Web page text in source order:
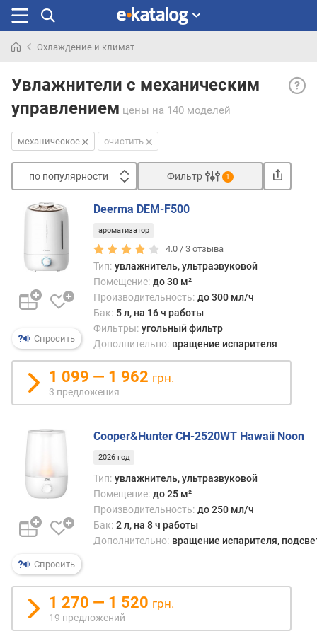
раньше
Охлаждение и климат
Увлажнители с механическим
управлением цены на 140 моделей
—
и
лишь
а
механическое очистить
по популярности
у
л
р
н
с
ш
е
в
х
к
д
о
р
о
Фильтр 1
Спросить
Deerma DEM-F500
ароматизатор
4.0 /3 отзыва
Тип: увлажнитель, ультразвуковой
Помещение: до 30 м²
Производительность: до 300 мл/ч
Бак: 5 л, на 16 ч работы
Фильтры: угольный фильтр
Дополнительно: вращение испарителя
1 099 — 1 962 грн.
3 предложения
Спросить
Cooper&Hunter CH-2520WT Hawaii Noon
2026 год
Тип: увлажнитель, ультразвуковой
Помещение: до 25 м²
Производительность: до 250 мл/ч
Бак: 2 л, на 8 ч работы
Дополнительно: вращение испарителя,
1 270 — 1 520 грн.
19 предложений